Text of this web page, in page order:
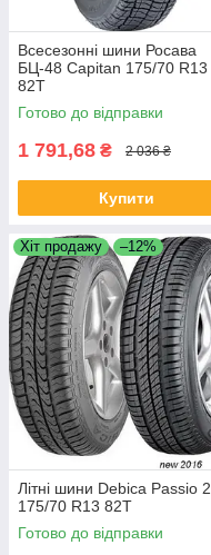
Всесезонні шини Росава
БЦ-48 Capitan 175/70 R13
82T
Готово до відправки
1 791,68 ₴ 2 036 ₴
Купити
Хіт продажу –12%
Літні шини Debica Passio 2
175/70 R13 82T
Готово до відправки